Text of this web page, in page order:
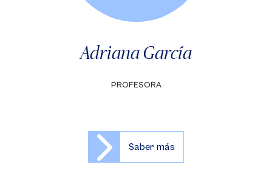
Adriana García
PROFESORA
Saber más